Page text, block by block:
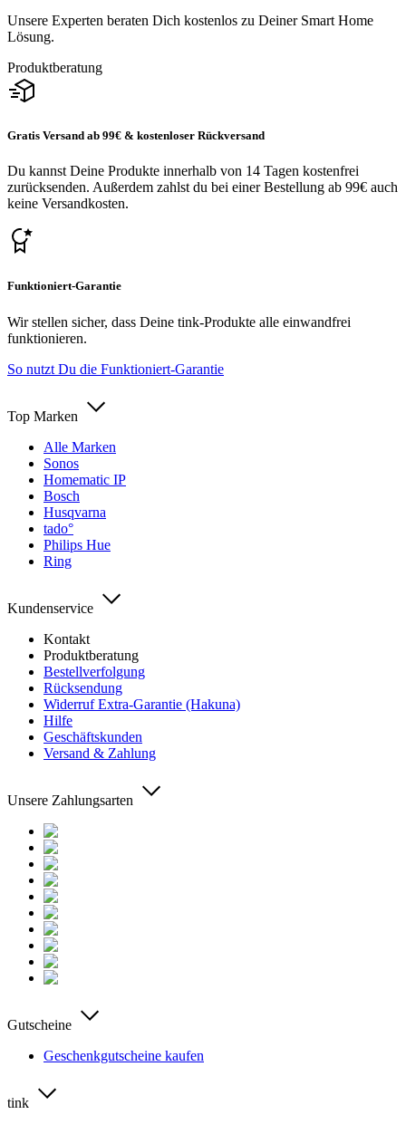
Unsere Experten beraten Dich kostenlos zu Deiner Smart Home
Lösung.
Produktberatung
Gratis Versand ab 99€ & kostenloser Rückversand
Du kannst Deine Produkte innerhalb von 14 Tagen kostenfrei
zurücksenden. Außerdem zahlst du bei einer Bestellung ab 99€ auch
keine Versandkosten.
Funktioniert-Garantie
Wir stellen sicher, dass Deine tink-Produkte alle einwandfrei
funktionieren.
So nutzt Du die Funktioniert-Garantie
Top Marken
Alle Marken
Sonos
Homematic IP
Bosch
Husqvarna
tado°
Philips Hue
Ring
Kundenservice
Kontakt
Produktberatung
Bestellverfolgung
Rücksendung
Widerruf Extra-Garantie (Hakuna)
Hilfe
Geschäftskunden
Versand & Zahlung
Unsere Zahlungsarten
Gutscheine
Geschenkgutscheine kaufen
tink